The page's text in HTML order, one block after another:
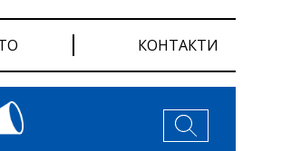
КОНТАКТИ